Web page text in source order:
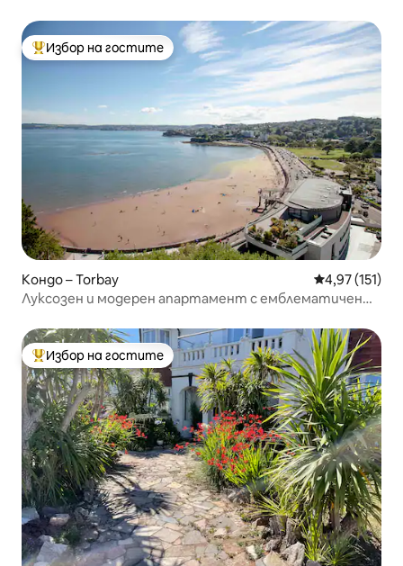
Най-популярен избор на гостите
Избор на гостите
Кондо – Torbay Средна
4,97 (151)
Луксозен и модерен апартамент с емблематичен
Най-популярен избор на гостите
Избор на гостите